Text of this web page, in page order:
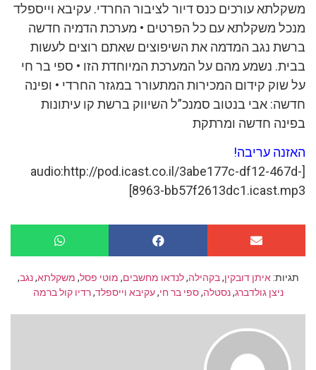
משקלתא עורכים כנס דיור לציבור החרדי. עקיבא וייספלד
מנכל משקלתא עם כל הפרטים • מערכת הדמיה חדשה
ברשת נגב המדמה את השיפוצים שאתם רוצים לעשות
בבית. נשמע מהם על המערכת המיוחדת הזו • ספי בר חי
על שוק קידום המכירות המתעורר במגזר החרדי • ופינה
חדשה: אבי בנטוב סמנכ”ל השיווק ברשת קו עיתונות
בפינה חדשה ומרתקת
האזנה עריבה!
[audio:http://pod.icast.co.il/3abe177c-df12-467d-
8963-bb57f2613dc1.icast.mp3]
תגיות: איתן דובקין,בקהילה,לנדאו מחשבים, מוטי פסל, משקלתא,נגב,
ניצן גולדברג,נסטלה,ספי בר חי,עקיבא וייספלד,רדיו קול ברמה